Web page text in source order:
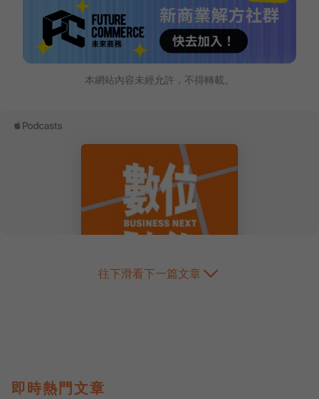
本網站內容未經允許，不得轉載。
往下滑看下一篇文章
即時熱門文章